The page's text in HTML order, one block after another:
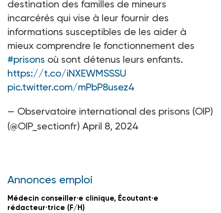
destination des familles de mineurs
incarcérés qui vise à leur fournir des
informations susceptibles de les aider à
mieux comprendre le fonctionnement des
#prisons où sont détenus leurs enfants.
https://t.co/iNXEWMSSSU
pic.twitter.com/mPbP8usez4
— Observatoire international des prisons (OIP)
(@OIP_sectionfr) April 8, 2024
Annonces emploi
Médecin conseiller·e clinique, Écoutant·e
rédacteur·trice (F/H)